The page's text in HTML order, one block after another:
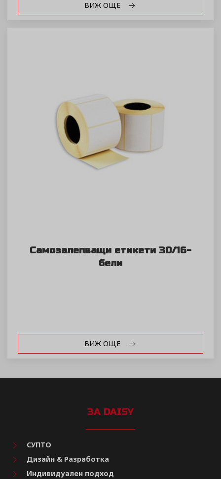
ВИЖ ОЩЕ
Самозалепващи етикети 30/16-
бели
ВИЖ ОЩЕ
ЗА DAISY
СУПТО
Дизайн & Разработка
Индивидуален подход